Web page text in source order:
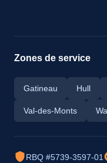
Zones de service
Gatineau Hull
Val-des-Monts
RBQ #5739-3597-01